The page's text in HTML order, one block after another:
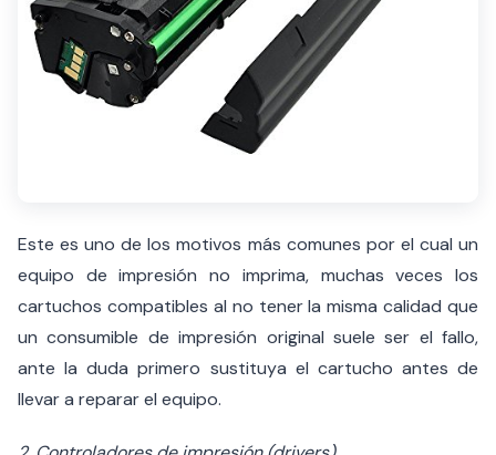
Este es uno de los motivos más comunes por el cual un
equipo de impresión no imprima, muchas veces los
cartuchos compatibles al no tener la misma calidad que
un consumible de impresión original suele ser el fallo,
ante la duda primero sustituya el cartucho antes de
llevar a reparar el equipo.